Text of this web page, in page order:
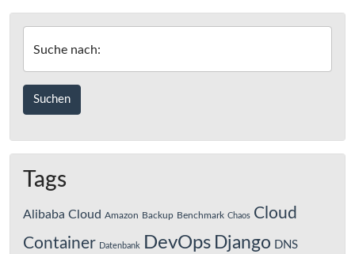
Suche nach:
Tags
Alibaba Cloud Amazon Backup Benchmark Chaos Cloud
Container Datenbank DevOps Django DNS